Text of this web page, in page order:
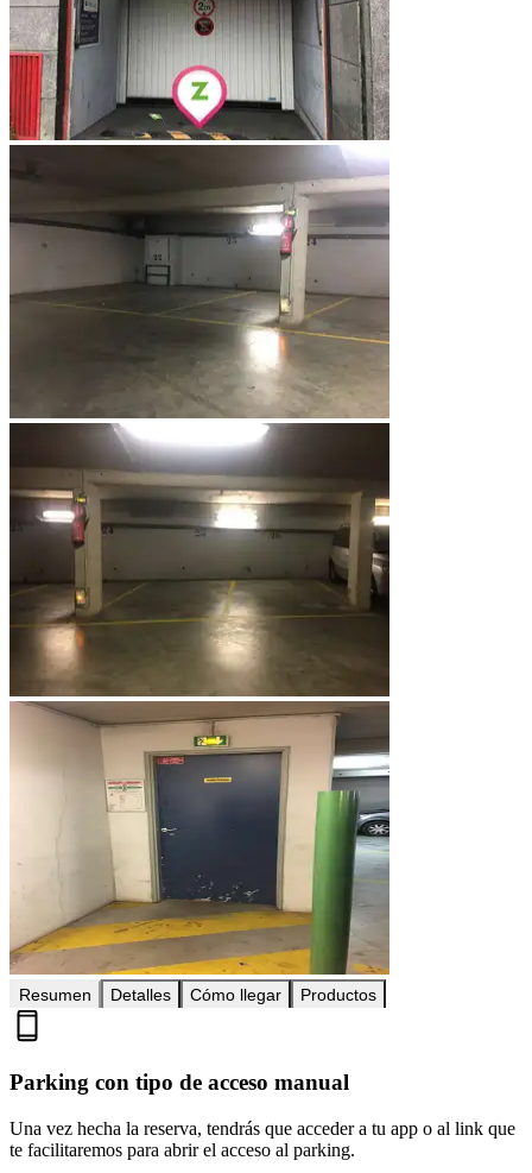
Resumen Detalles Cómo llegar Productos
Parking con tipo de acceso manual
Una vez hecha la reserva, tendrás que acceder a tu app o al link que
te facilitaremos para abrir el acceso al parking.